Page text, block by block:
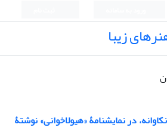
زیبا
در نمایشنامۀ «هیولاخوانی» نوشتۀ